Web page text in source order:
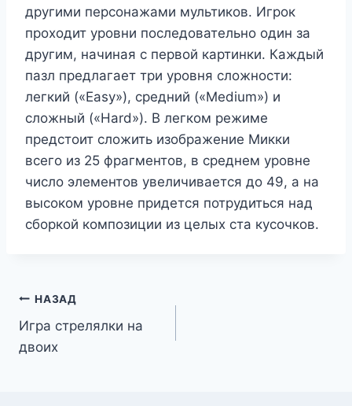
другими персонажами мультиков. Игрок
проходит уровни последовательно один за
другим, начиная с первой картинки. Каждый
пазл предлагает три уровня сложности:
легкий («Easy»), средний («Medium») и
сложный («Hard»). В легком режиме
предстоит сложить изображение Микки
всего из 25 фрагментов, в среднем уровне
число элементов увеличивается до 49, а на
высоком уровне придется потрудиться над
сборкой композиции из целых ста кусочков.
Навигация
по
НАЗАД
Игра стрелялки на
двоих